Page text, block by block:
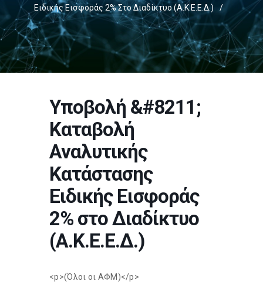
Ειδικής Εισφοράς 2% Στο Διαδίκτυο (Α.Κ.Ε.Ε.Δ.)
/
Υποβολή &#8211;
Καταβολή
Αναλυτικής
Κατάστασης
Ειδικής Εισφοράς
2% στο Διαδίκτυο
(Α.Κ.Ε.Ε.Δ.)
<p>(Όλοι οι ΑΦΜ)</p>